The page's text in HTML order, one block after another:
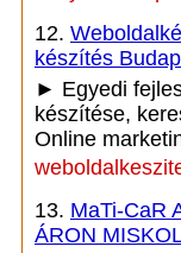
12.
készítés
► Egyedi
készítése,
Online
13. MaTi-CaR
ÁRON